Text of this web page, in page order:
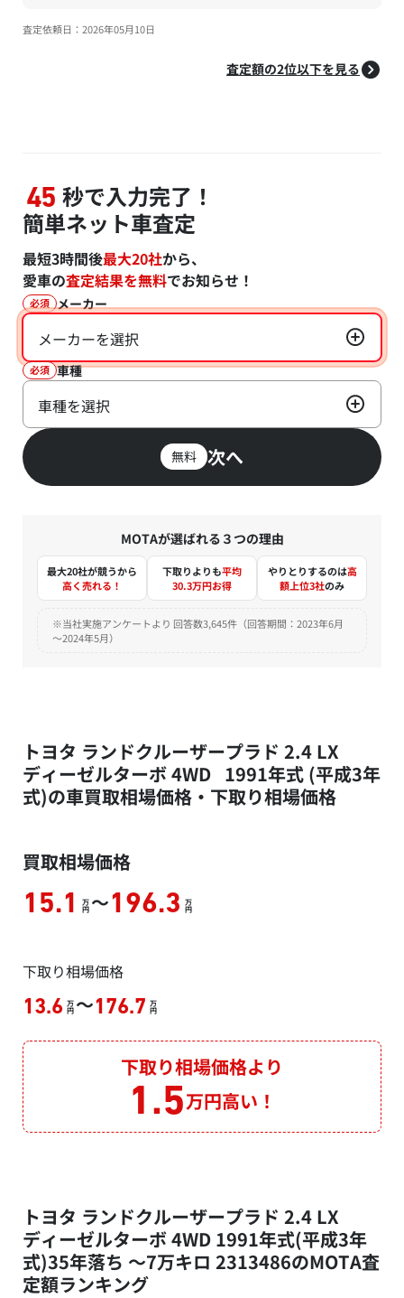
査定依頼日：2026年05月10日
査定額の2位以下を見る
45 秒で入力完了！
簡単ネット車査定
最短3時間後最大20社から、
愛車の査定結果を無料でお知らせ！
必須 メーカー
メーカーを選択
必須 車種
車種を選択
無料 次へ
MOTAが選ばれる３つの理由
最大20社が競うから
高く売れる！
下取りよりも平均
30.3万円お得
やりとりするのは高
額上位3社のみ
※当社実施アンケートより 回答数3,645件（回答期間：2023年6月
～2024年5月）
トヨタ ランドクルーザープラド 2.4 LX
ディーゼルターボ 4WD 1991年式 (平成3年
式)の車買取相場価格・下取り相場価格
買取相場価格
15.1 万
円 ～196.3 万
円
下取り相場価格
13.6 万
円 ～176.7 万
円
下取り相場価格より
1.5万円高い！
トヨタ ランドクルーザープラド 2.4 LX
ディーゼルターボ 4WD 1991年式(平成3年
式)35年落ち ～7万キロ 2313486のMOTA査
定額ランキング